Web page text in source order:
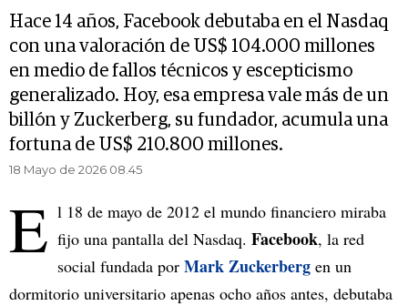
Hace 14 años, Facebook debutaba en el Nasdaq
con una valoración de US$ 104.000 millones
en medio de fallos técnicos y escepticismo
generalizado. Hoy, esa empresa vale más de un
billón y Zuckerberg, su fundador, acumula una
fortuna de US$ 210.800 millones.
18 Mayo de 2026 08.45
E l 18 de mayo de 2012 el mundo financiero miraba
fijo una pantalla del Nasdaq. Facebook, la red
social fundada por Mark Zuckerberg en un
dormitorio universitario apenas ocho años antes, debutaba